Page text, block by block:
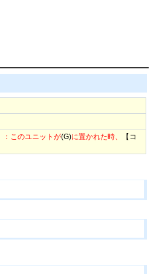
：このユニットが(G)に置かれた時、
【コ